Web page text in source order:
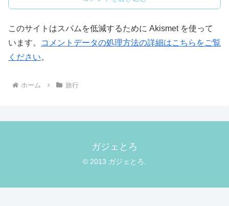
このサイトはスパムを低減するために Akismet を使って
います。
コメントデータの処理方法の詳細はこちらをご覧
ください。
ホーム 旅行
ガジェとろ
© 2013 ガジェとろ.